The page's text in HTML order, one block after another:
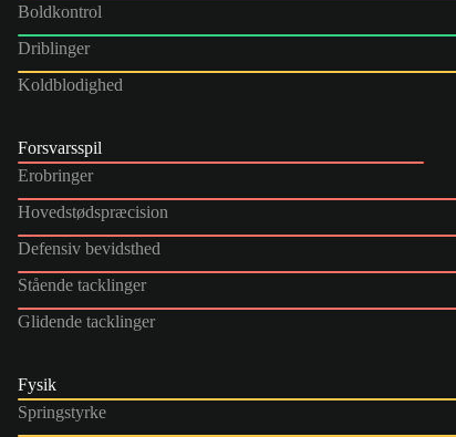
Boldkontrol
Driblinger
Koldblodighed
Forsvarsspil
Erobringer
Hovedstødspræcision
Defensiv bevidsthed
Stående tacklinger
Glidende tacklinger
Fysik
Springstyrke